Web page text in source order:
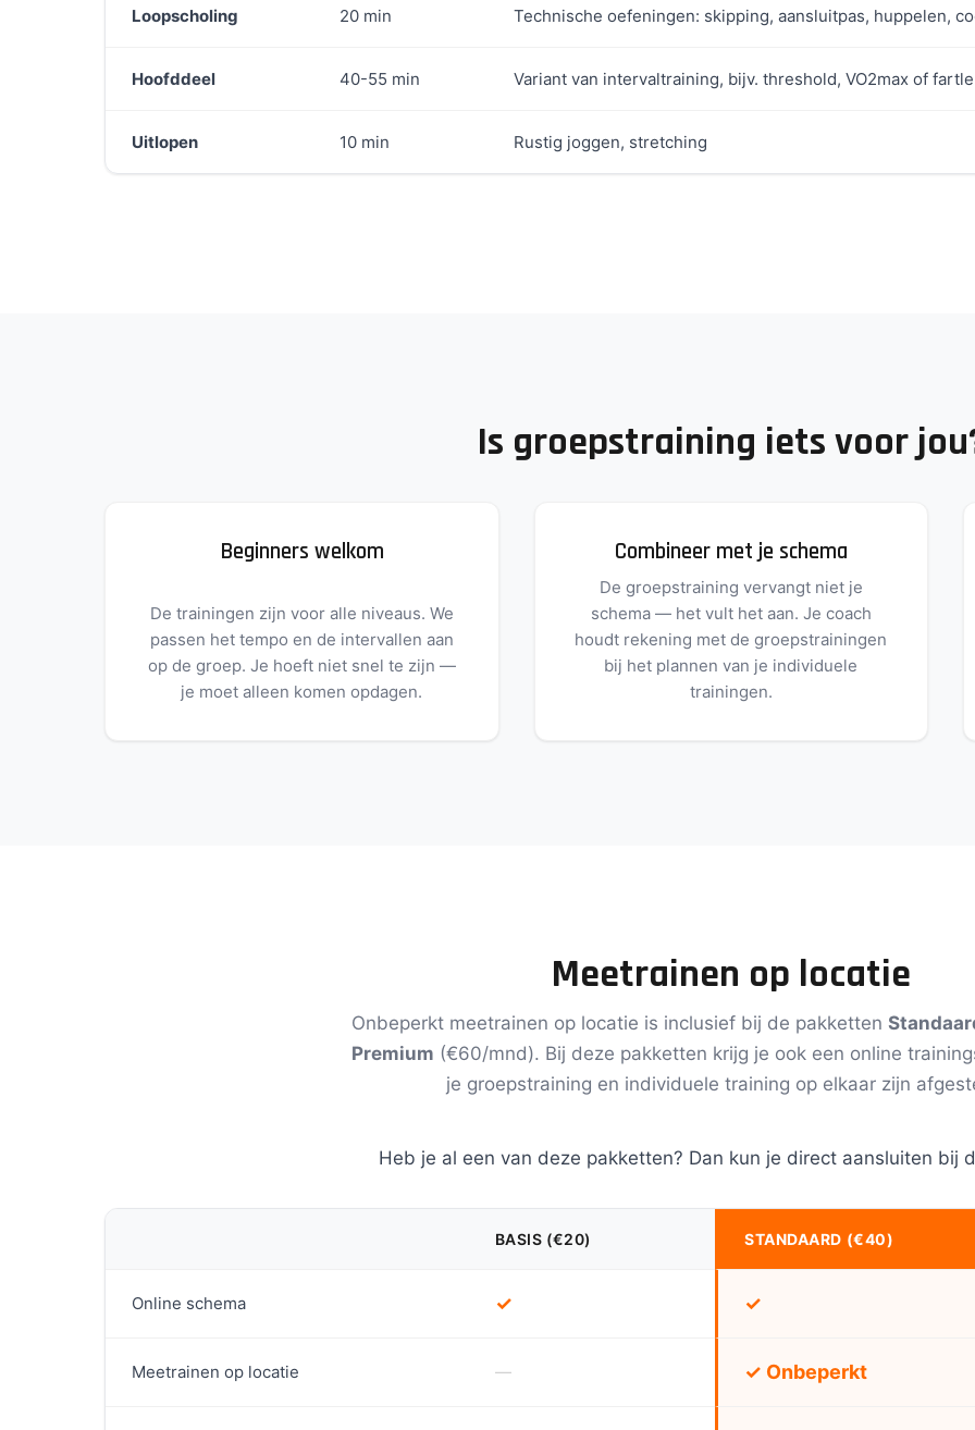
Loopscholing 20 min Technische oefeningen: skipping, aansluitpas, huppelen,
Hoofddeel 40-55 min Variant van intervaltraining, bijv. threshold, VO2max of
Uitlopen 10 min Rustig joggen, stretching
Is groepstraining iets voor
Beginners welkom
De trainingen zijn voor alle niveaus. We
passen het tempo en de intervallen aan
op de groep. Je hoeft niet snel te zijn —
je moet alleen komen opdagen.
Combineer met je schema
De groepstraining vervangt niet je
schema — het vult het aan. Je coach
houdt rekening met de groepstrainingen
bij het plannen van je individuele
trainingen.
Meetrainen op locatie
Onbeperkt meetrainen op locatie is inclusief bij de pakketten
Premium (€60/mnd). Bij deze pakketten krijg je ook een online
je groepstraining en individuele training op elkaar zijn
Heb je al een van deze pakketten? Dan kun je direct aansluiten bij
BASIS (€20) STANDAARD (€40)
Online schema ✓ ✓
Meetrainen op locatie — ✓ Onbeperkt